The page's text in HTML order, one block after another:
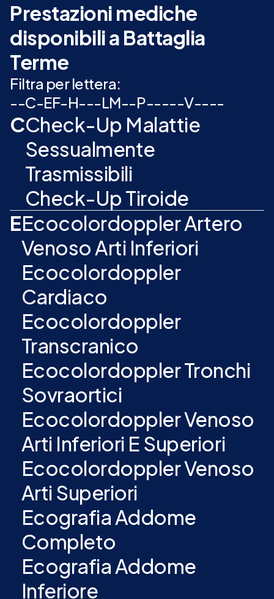
Prestazioni mediche
disponibili a Battaglia
Terme
Filtra per lettera:
--C-EF-H---LM--P-----V----
CCheck-Up Malattie
Sessualmente
Trasmissibili
Check-Up Tiroide
EEcocolordoppler Artero
Venoso Arti Inferiori
Ecocolordoppler
Cardiaco
Ecocolordoppler
Transcranico
Ecocolordoppler Tronchi
Sovraortici
Ecocolordoppler Venoso
Arti Inferiori E Superiori
Ecocolordoppler Venoso
Arti Superiori
Ecografia Addome
Completo
Ecografia Addome
Inferiore